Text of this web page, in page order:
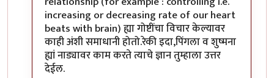
increasing or decreasing rate of our heart
beats with brain) ह्या गोष्टींचा विचार केल्यावर
काही अंशी समाधानी होतो.रेकी इदा,पिंगला व शुष्मना
ह्यां नाड्यावर काम करते त्याचे ज्ञान तुम्हाला उत्तर
देईल.